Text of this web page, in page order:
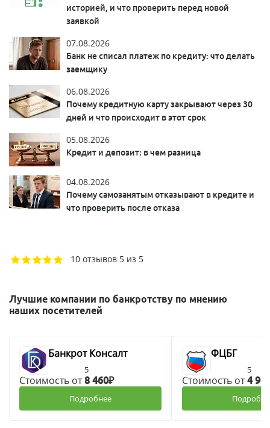
историей, и что проверить перед новой
заявкой
07.08.2026
Банк не списал платеж по кредиту: что делать
заемщику
06.08.2026
Почему кредитную карту закрывают через 30
дней и что происходит в этот срок
05.08.2026
Кредит и депозит: в чем разница
04.08.2026
Почему самозанятым отказывают в кредите и
что проверить после отказа
10 отзывов 5 из 5
Лучшие компании по банкротству по мнению
наших посетителей
Банкрот Консалт
5
Стоимость от8 460₽
Подробнее
ФЦБГ
5
Стоимость от4